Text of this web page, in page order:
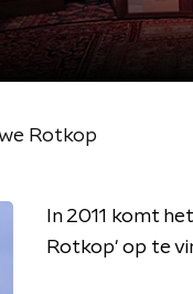
Rotkop
In 2011 komt
Rotkop' op te